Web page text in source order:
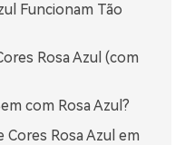
Funcionam Tão
Rosa Azul (com
com Rosa Azul?
Cores Rosa Azul em